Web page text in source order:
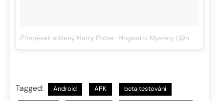
Příspěvek sdílený Harry Potter: Hogwarts Mystery (@hphogwartsmystery)
Tagged: Android APK beta testování